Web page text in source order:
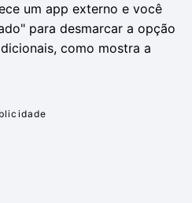
um app externo e você
para desmarcar a opção
como mostra a